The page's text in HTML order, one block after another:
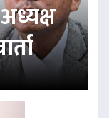
अध्यक्ष